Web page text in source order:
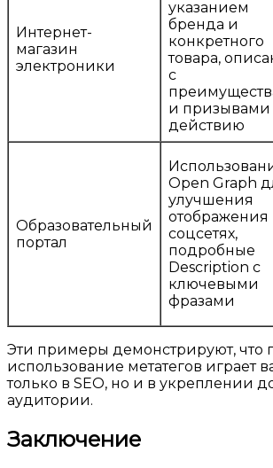
Интернет-
магазин
электроники
указанием
бренда и
конкретного
товара,
с
и призывами
действию
Образовательный
портал
Open Graph
улучшения
отображения
соцсетях,
подробные
Description с
ключевыми
фразами
Эти примеры демонстрируют, что
использование метатегов играет
только в SEO, но и в укреплении
аудитории.
Заключение